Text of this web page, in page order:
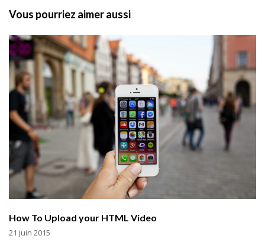
Vous pourriez aimer aussi
How To Upload your HTML Video
21 juin 2015